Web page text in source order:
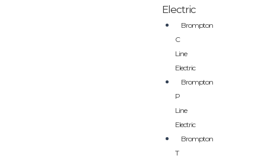
Electric
Brompton
C
Line
Electric
Brompton
P
Line
Electric
Brompton
T